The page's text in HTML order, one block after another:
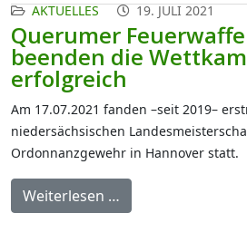
AKTUELLES 19. JULI 2021
Querumer
beenden die
erfolgreich
Am 17.07.2021 fanden –seit 2019–
niedersächsischen
Ordonnanzgewehr in Hannover statt.
Weiterlesen …